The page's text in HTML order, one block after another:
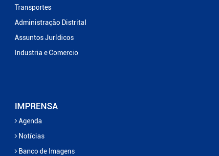
Transportes
Administração Distrital
Assuntos Jurídicos
Industria e Comercio
IMPRENSA
Agenda
Notícias
Banco de Imagens